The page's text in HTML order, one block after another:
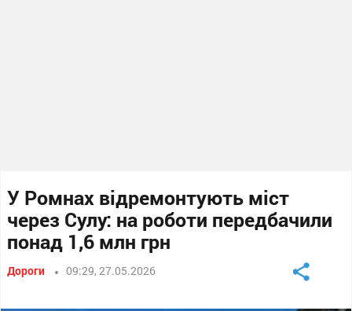
У Ромнах відремонтують міст
через Сулу: на роботи передбачили
понад 1,6 млн грн
Дороги 09:29, 27.05.2026